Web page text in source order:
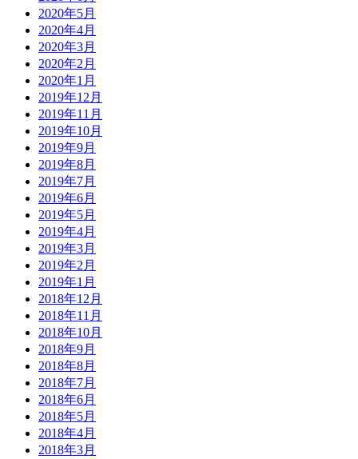
2020年5月
2020年4月
2020年3月
2020年2月
2020年1月
2019年12月
2019年11月
2019年10月
2019年9月
2019年8月
2019年7月
2019年6月
2019年5月
2019年4月
2019年3月
2019年2月
2019年1月
2018年12月
2018年11月
2018年10月
2018年9月
2018年8月
2018年7月
2018年6月
2018年5月
2018年4月
2018年3月